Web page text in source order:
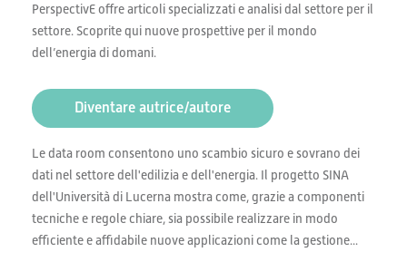
PerspectivE offre articoli specializzati e analisi dal settore per il
settore. Scoprite qui nuove prospettive per il mondo
dell’energia di domani.
Diventare autrice/autore
Le data room consentono uno scambio sicuro e sovrano dei
dati nel settore dell'edilizia e dell'energia. Il progetto SINA
dell'Università di Lucerna mostra come, grazie a componenti
tecniche e regole chiare, sia possibile realizzare in modo
efficiente e affidabile nuove applicazioni come la gestione...